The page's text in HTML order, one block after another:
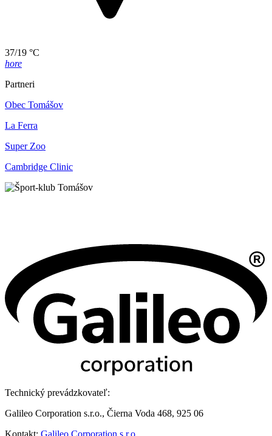
37/19 °C
hore
Partneri
Obec Tomášov
La Ferra
Super Zoo
Cambridge Clinic
Technický prevádzkovateľ:
Galileo Corporation s.r.o., Čierna Voda 468, 925 06
Kontakt: Galileo Corporation s.r.o.